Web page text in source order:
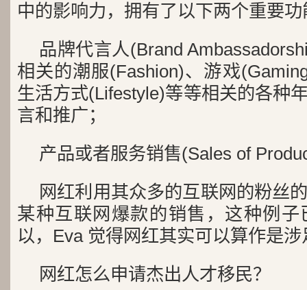
中的影响力，拥有了以下两个重要功
品牌代言人(Brand
相关的潮服(Fashion)、游戏
生活方式(Lifestyle)等等相关的各种
言和推广；
产品或者服务销售(Sales of
网红利用其众多的互联网的粉丝
某种互联网爆款的销售，这种例
以，Eva 觉得网红其实可以算作是
网红怎么申请杰出人才移民？